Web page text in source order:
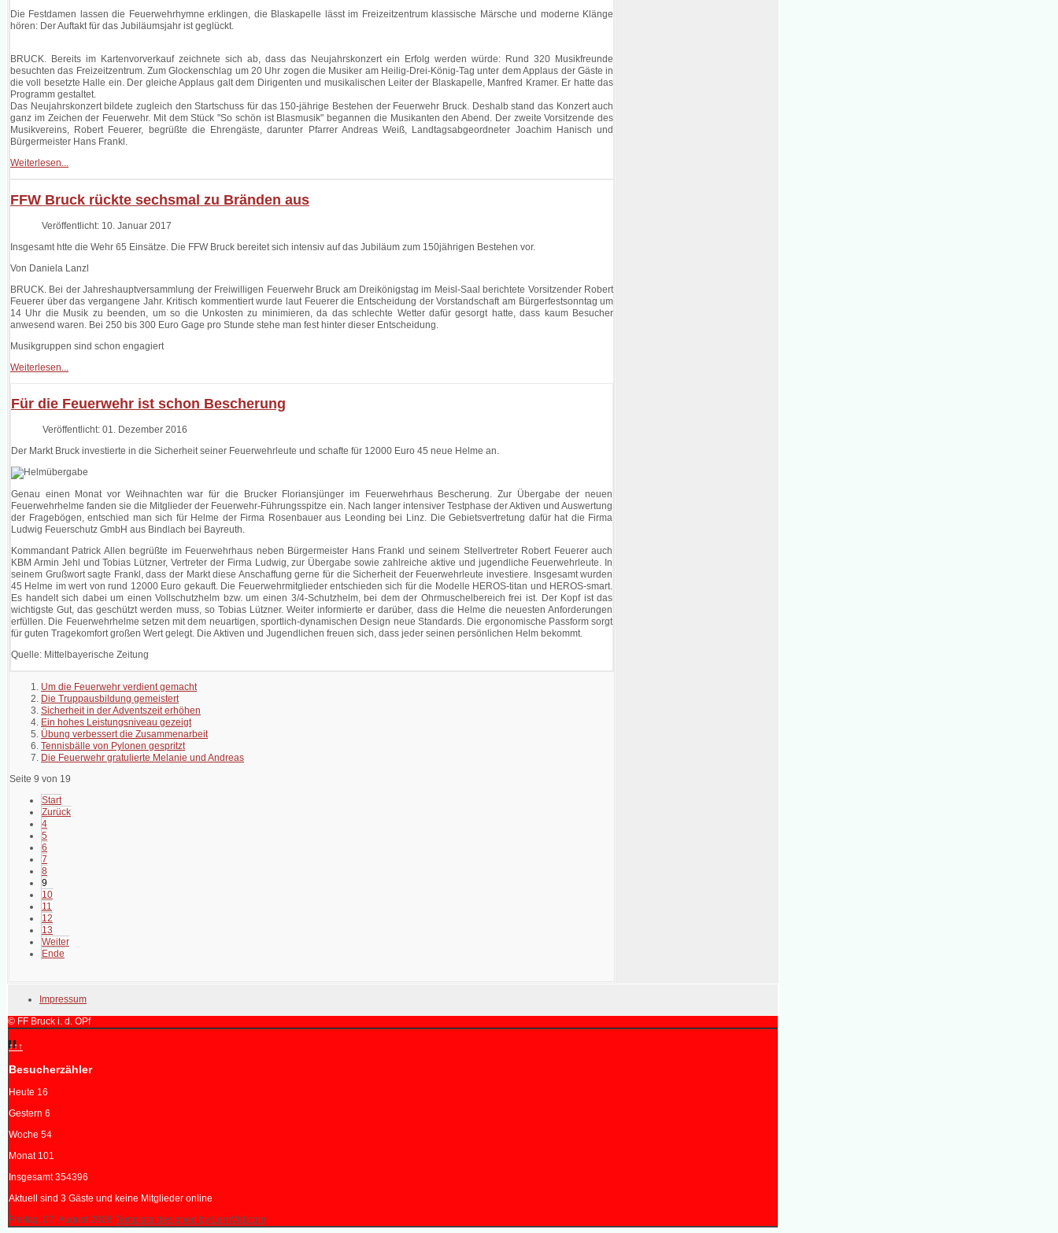
Die Festdamen lassen die Feuerwehrhymne erklingen, die Blaskapelle lässt im Freizeitzentrum klassische Märsche und moderne Klänge
hören: Der Auftakt für das Jubiläumsjahr ist geglückt.
BRUCK. Bereits im Kartenvorverkauf zeichnete sich ab, dass das Neujahrskonzert ein Erfolg werden würde: Rund 320 Musikfreunde
besuchten das Freizeitzentrum. Zum Glockenschlag um 20 Uhr zogen die Musiker am Heilig-Drei-König-Tag unter dem Applaus der Gäste in
die voll besetzte Halle ein. Der gleiche Applaus galt dem Dirigenten und musikalischen Leiter der Blaskapelle, Manfred Kramer. Er hatte das
Programm gestaltet.
Das Neujahrskonzert bildete zugleich den Startschuss für das 150-jährige Bestehen der Feuerwehr Bruck. Deshalb stand das Konzert auch
ganz im Zeichen der Feuerwehr. Mit dem Stück "So schön ist Blasmusik" begannen die Musikanten den Abend. Der zweite Vorsitzende des
Musikvereins, Robert Feuerer, begrüßte die Ehrengäste, darunter Pfarrer Andreas Weiß, Landtagsabgeordneter Joachim Hanisch und
Bürgermeister Hans Frankl.
Weiterlesen...
FFW Bruck rückte sechsmal zu Bränden aus
Veröffentlicht: 10. Januar 2017
Insgesamt htte die Wehr 65 Einsätze. Die FFW Bruck bereitet sich intensiv auf das Jubiläum zum 150jährigen Bestehen vor.
Von Daniela Lanzl
BRUCK. Bei der Jahreshauptversammlung der Freiwilligen Feuerwehr Bruck am Dreikönigstag im Meisl‐Saal berichtete Vorsitzender Robert
Feuerer über das vergangene Jahr. Kritisch kommentiert wurde laut Feuerer die Entscheidung der Vorstandschaft am Bürgerfestsonntag um
14 Uhr die Musik zu beenden, um so die Unkosten zu minimieren, da das schlechte Wetter dafür gesorgt hatte, dass kaum Besucher
anwesend waren. Bei 250 bis 300 Euro Gage pro Stunde stehe man fest hinter dieser Entscheidung.
Musikgruppen sind schon engagiert
Weiterlesen...
Für die Feuerwehr ist schon Bescherung
Veröffentlicht: 01. Dezember 2016
Der Markt Bruck investierte in die Sicherheit seiner Feuerwehrleute und schafte für 12000 Euro 45 neue Helme an.
Genau einen Monat vor Weihnachten war für die Brucker Floriansjünger im Feuerwehrhaus Bescherung. Zur Übergabe der neuen
Feuerwehrhelme fanden sie die Mitglieder der Feuerwehr-Führungsspitze ein. Nach langer intensiver Testphase der Aktiven und Auswertung
der Fragebögen, entschied man sich für Helme der Firma Rosenbauer aus Leonding bei Linz. Die Gebietsvertretung dafür hat die Firma
Ludwig Feuerschutz GmbH aus Bindlach bei Bayreuth.
Kommandant Patrick Allen begrüßte im Feuerwehrhaus neben Bürgermeister Hans Frankl und seinem Stellvertreter Robert Feuerer auch
KBM Armin Jehl und Tobias Lützner, Vertreter der Firma Ludwig, zur Übergabe sowie zahlreiche aktive und jugendliche Feuerwehrleute. In
seinem Grußwort sagte Frankl, dass der Markt diese Anschaffung gerne für die Sicherheit der Feuerwehrleute investiere. Insgesamt wurden
45 Helme im wert von rund 12000 Euro gekauft. Die Feuerwehrmitglieder entschieden sich für die Modelle HEROS-titan und HEROS-smart.
Es handelt sich dabei um einen Vollschutzhelm bzw. um einen 3/4-Schutzhelm, bei dem der Ohrmuschelbereich frei ist. Der Kopf ist das
wichtigste Gut, das geschützt werden muss, so Tobias Lützner. Weiter informierte er darüber, dass die Helme die neuesten Anforderungen
erfüllen. Die Feuerwehrhelme setzen mit dem neuartigen, sportlich-dynamischen Design neue Standards. Die ergonomische Passform sorgt
für guten Tragekomfort großen Wert gelegt. Die Aktiven und Jugendlichen freuen sich, dass jeder seinen persönlichen Helm bekommt.
Quelle: Mittelbayerische Zeitung
Um die Feuerwehr verdient gemacht
Die Truppausbildung gemeistert
Sicherheit in der Adventszeit erhöhen
Ein hohes Leistungsniveau gezeigt
Übung verbessert die Zusammenarbeit
Tennisbälle von Pylonen gespritzt
Die Feuerwehr gratulierte Melanie und Andreas
Seite 9 von 19
Start
Zurück
4
5
6
7
8
9
10
11
12
13
Weiter
Ende
Impressum
© FF Bruck i. d. OPf
↑↑↑
Besucherzähler
Heute 16
Gestern 6
Woche 54
Monat 101
Insgesamt354396
Aktuell sind 3 Gäste und keine Mitglieder online
Freitag, 07. August 2026 Template designed by LernVid.com